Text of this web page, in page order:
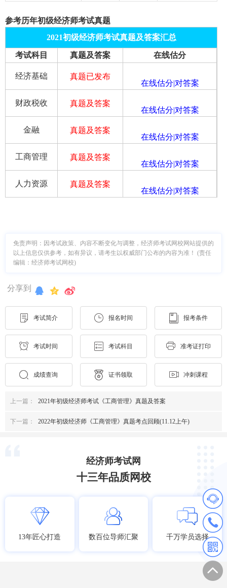
参考历年初级经济师考试真题
2021初级经济师考试真题及答案汇总
考试科目 真题及答案 在线估分
经济基础 真题已发布
在线估分|对答案
财政税收 真题及答案
在线估分|对答案
金融 真题及答案
在线估分|对答案
工商管理 真题及答案
在线估分|对答案
人力资源 真题及答案
在线估分|对答案
免责声明：因考试政策、内容不断变化与调整，经济师考试网校网站提供的
以上信息仅供参考，如有异议，请考生以权威部门公布的内容为准！ (责任
编辑：经济师考试网校)
分享到
考试简介 报名时间 报考条件
考试时间 考试科目 准考证打印
成绩查询 证书领取 冲刺课程
上一篇： 2021年初级经济师考试《工商管理》真题及答案
下一篇： 2022年初级经济师《工商管理》真题考点回顾(11.12上午)
经济师考试网
十三年品质网校
13年匠心打造 数百位导师汇聚 千万学员选择